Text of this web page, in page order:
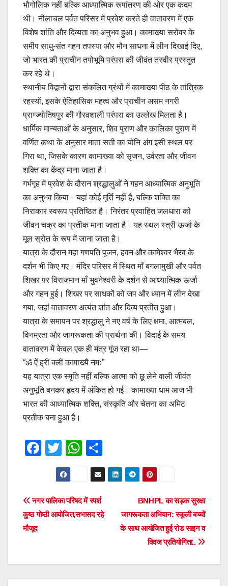
भौगोलिक नहीं बल्कि आध्यात्मिक रूपांतरण की ओर एक कदम
थी। नीलाचल पर्वत परिसर में प्रवेश करते ही वातावरण में एक
विशेष शांति और दिव्यता का अनुभव हुआ। कामाख्या सरोवर के
समीप साधु-संत गहन तपस्या और मौन साधना में लीन दिखाई दिए,
जो भारत की प्राचीन तपोभूमि परंपरा की जीवंत तस्वीर प्रस्तुत
कर रहे थे।
स्थानीय विद्वानों द्वारा संकलित ग्रंथों में कामाख्या पीठ के तांत्रिक
रहस्यों, इसके ऐतिहासिक महत्व और प्राचीन असम नगरी
प्राग्ज्योतिषपुर की गौरवशाली परंपरा का उल्लेख मिलता है।
धार्मिक मान्यताओं के अनुसार, शिव पुराण और कालिका पुराण में
वर्णित कथा के अनुसार माता सती का योनि अंग इसी स्थल पर
गिरा था, जिसके कारण कामाख्या को सृजन, उर्वरता और जीवन
शक्ति का केंद्र माना जाता है।
गर्भगृह में प्रवेश के दौरान श्रद्धालुओं ने गहन आध्यात्मिक अनुभूति
का अनुभव किया। यहां कोई मूर्ति नहीं है, बल्कि शक्ति का
निराकार स्वरूप प्रतिष्ठित है। निरंतर प्रवाहित जलधारा को
जीवन चक्र का प्रतीक माना जाता है। यह स्थल स्त्री ऊर्जा के
मूल स्रोत के रूप में जाना जाता है।
यात्रा के दौरान महा गणपति पूजन, हवन और कामेश्वर भैरव के
दर्शन भी किए गए। मंदिर परिसर में स्थित माँ बगलामुखी और पर्वत
शिखर पर विराजमान माँ भुवनेश्वरी के दर्शन से आध्यात्मिक ऊर्जा
और गहन हुई। शिखर पर साधकों को जप और ध्यान में लीन देखा
गया, जहां वातावरण अत्यंत शांत और दिव्य प्रतीत हुआ।
यात्रा के समापन पर श्रद्धालु ने नए वर्ष के लिए क्षमा, आत्मबल,
विनम्रता और जागरूकता की प्रार्थना की। विदाई के समय
वातावरण में केवल एक ही मंत्र गूंज रहा था—
“ॐ ऐं ह्रीं क्लीं कामाख्यै नमः”
यह यात्रा एक स्मृति नहीं बल्कि आत्मा को छू लेने वाली जीवंत
अनुभूति बनकर हृदय में अंकित हो गई। कामाख्या धाम आज भी
भारत की आध्यात्मिक शक्ति, संस्कृति और चेतना का अमिट
प्रतीक बना हुआ है।
F
e
b
k
T
wi
tt
er
W
h
at
s
A
h
ar
Post
navigation
BNHPL का सड़क सुरक्षा
जागरूकता अभियान: स्कूली बच्चों
के साथ आयोजित हुई रोड साइन व
क्विज प्रतियोगिता..
नगर पालिका परिषद में स्पर्श
कुष्ठ गोष्ठी आयोजित,सभासद रहे
मौजूद